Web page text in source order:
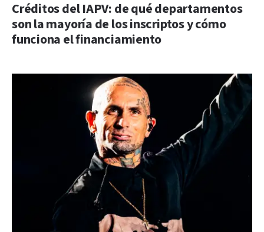
Créditos del IAPV: de qué departamentos
son la mayoría de los inscriptos y cómo
funciona el financiamiento